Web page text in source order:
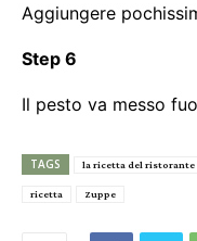
Aggiungere
Step 6
Il pesto va messo
TAGS la ricetta del ristorante
ricetta Zuppe